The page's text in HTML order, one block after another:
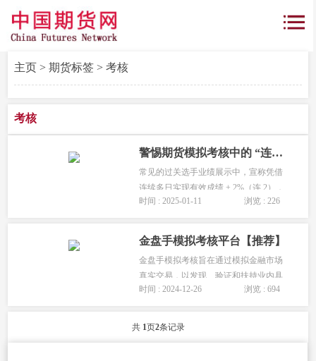
主页> 期货标签> 考核
考核
警惕期货模拟考核中的 “连2废才” 现象
常见的过关选手业绩展示中，宣称凭借
连续多日实现有效成绩 + 2%（连 2），
累计达到 39% 便可取得百万实盘资格，
时间 : 2025-01-11 浏览 : 226
金盘手模拟考核平台【推荐】
金盘手模拟考核旨在通过模拟金融市场
真实交易，以发现、验证和扶持业内具
有成长价值的操盘人才或团队，为其提
能和风险管理能力。...
时间 : 2024-12-26 浏览 : 694
共 1页2条记录